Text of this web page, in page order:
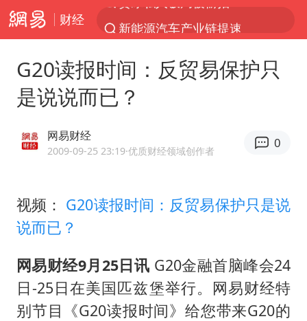
财经
新能源汽车产业链提速
SK海力士回应“或出售重庆工厂”传闻
辽宁28名务农人员中暑死亡？官方辟谣
演员秦焰去世 曾出演《狂飙》
医疗垃圾做手机壳 这也是谋财害命
7月CPI同比上涨0.5% 经济内生增长动力持续增强
部分银行上调存款利率
G20读报时间：反贸易保护只
是说说而已？
网易财经
2009-09-25 23:19·优质财经领域创作者
0
视频： G20读报时间：反贸易保护只是说
说而已？
网易财经9月25日讯 G20金融首脑峰会24
日-25日在美国匹兹堡举行。网易财经特
别节目《G20读报时间》给您带来G20的